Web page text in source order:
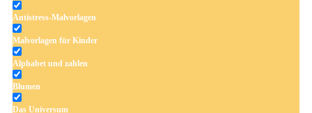
Antistress-Malvorlagen
Malvorlagen für Kinder
Alphabet und zahlen
Blumen
Das Universum